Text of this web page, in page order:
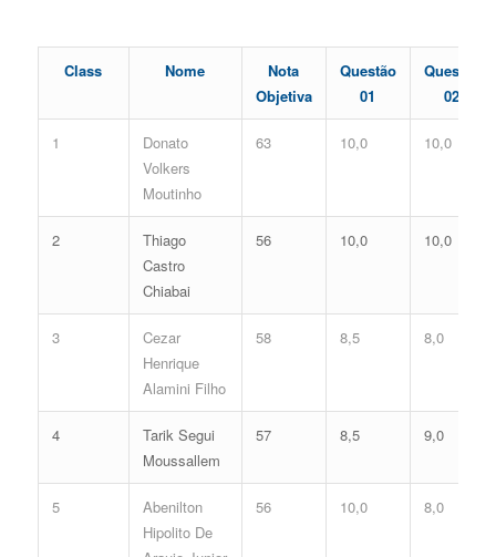
Class Nome
Nota
Objetiva
Questão
01
Questão
02
1
Donato
Volkers
Moutinho
63 10,0 10,0
2
Thiago
Castro
Chiabai
56 10,0 10,0
3
Cezar
Henrique
Alamini Filho
58 8,5 8,0
4
Tarik Segui
Moussallem
57 8,5 9,0
5
Abenilton
Hipolito De
56 10,0 8,0